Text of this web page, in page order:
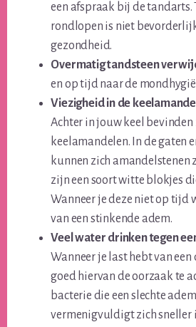
een afspraak bij de tandarts.
rondlopen is niet
gezondheid.
Overmatig tandsteen
en op tijd naar de
Viezigheid in de
Achter in jouw keel bevinden
keelamandelen. In de gaten
kunnen zich amandelstenen
zijn een soort witte blokjes
Wanneer je deze niet op tijd
van een stinkende adem.
Veel water drinken tegen
Wanneer je last hebt van
goed hiervan de oorzaak te
bacterie die een slechte
vermenigvuldigt zich sneller